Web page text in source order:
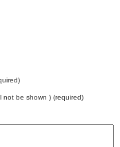
not be shown ) (required)